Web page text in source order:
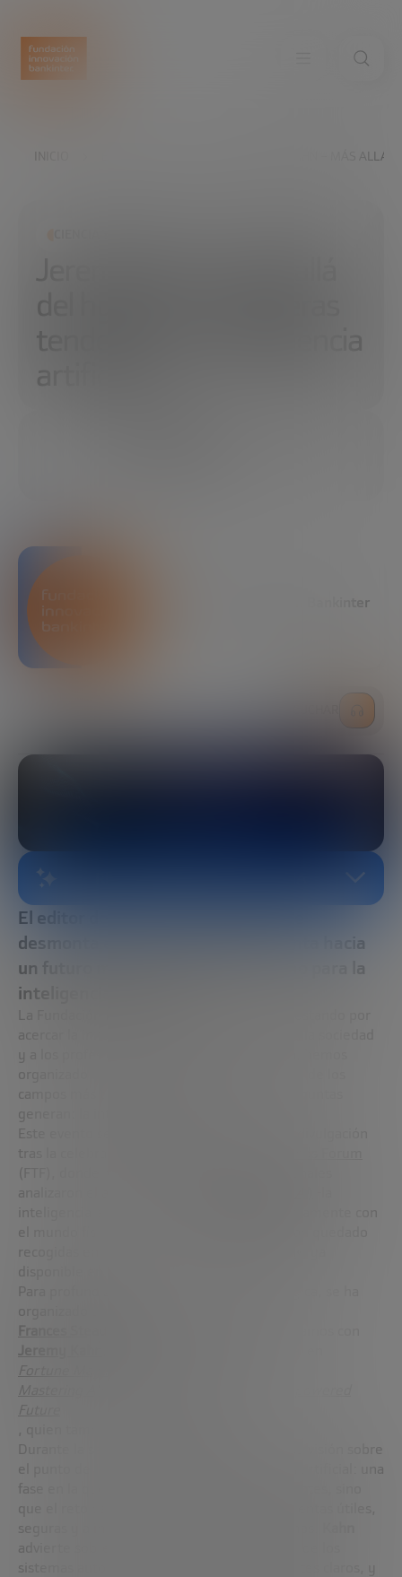
JEREMY KAHN – MÁS ALLÁ
Jeremy Kahn – Más allá
Fundación Innovación Bankinter
El editor de IA en Fortune Magazine
desmonta el ruido mediático y apunta hacia
un futuro más útil, seguro y humano para la
inteligencia artificial
acercar la innovación que marcará el futuro a la sociedad
organizado un nuevo webinar dedicado a uno de los
campos más transformadores y que más preguntas
generan: la
Este evento se enmarca en nuestro ciclo de divulgación
tras la celebración del penúltimo
(FTF), donde más de 40 expertos internacionales
analizaron el auge de la
el mundo físico-. Las conclusiones del FTF han quedado
recogidas en nuestro informe
disponible en la web​.
Para profundizar en esta revolución tecnológica, se ha
organizado un webinar conducido por
Frances Stead-Sellers
Jeremy Kahn
Fortune Magazine
Mastering AI: A Survival Guide to Our Superpowered
Future
, quien también
Durante la sesión,
comparte su visión sobre
el punto de inflexión que vive la inteligencia artificial: una
fase en la que ya no basta con modelos potentes, sino
que el reto pasa por convertirlos en herramientas útiles,
seguras y alineadas con los intereses humanos.
advierte sobre el riesgo de perder el control de los
sistemas autónomos si no se establecen límites claros, y